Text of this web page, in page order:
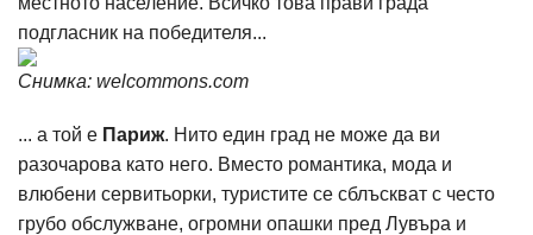
подгласник на победителя...
Снимка: welcommons.com
... а той е Париж. Нито един град не може да ви
разочарова като него. Вместо романтика, мода и
влюбени сервитьорки, туристите се сблъскват с често
грубо обслужване, огромни опашки пред Лувъра и